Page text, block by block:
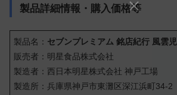
製品詳細情報・購入価格等
製品名： セブンプレミアム 銘店紀行 風雲児
販売者：明星食品株式会社
製造者：西日本明星株式会社 神戸工場
製造所：兵庫県神戸市東灘区深江浜町34-2